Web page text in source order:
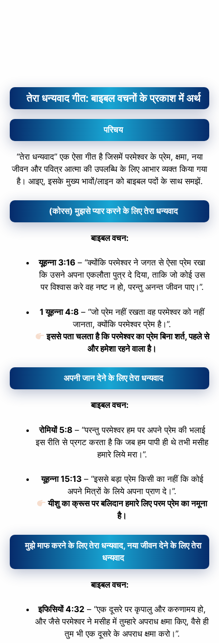
तेरा धन्यवाद गीत: बाइबल वचनों के प्रकाश में अर्थ
परिचय
“तेरा धन्यवाद” एक ऐसा गीत है जिसमें परमेश्वर के प्रेम, क्षमा, नया
जीवन और पवित्र आत्मा की उपलब्धि के लिए आभार व्यक्त किया गया
है। आइए, इसके मुख्य भावों/लाइन को बाइबल पदों के साथ समझें.
(कोरस) मुझसे प्यार करने के लिए तेरा धन्यवाद
बाइबल वचन:
यूहन्ना 3:16 – “क्योंकि परमेश्‍वर ने जगत से ऐसा प्रेम रखा
कि उसने अपना एकलौता पुत्र दे दिया, ताकि जो कोई उस
पर विश्‍वास करे वह नष्‍ट न हो, परन्तु अनन्त जीवन पाए।”.
1 यूहन्ना 4:8 – “जो प्रेम नहीं रखता वह परमेश्‍वर को नहीं
जानता, क्योंकि परमेश्‍वर प्रेम है।”.
इससे पता चलता है कि परमेश्वर का प्रेम बिना शर्त, पहले से
और हमेशा रहने वाला है।
अपनी जान देने के लिए तेरा धन्यवाद
बाइबल वचन:
रोमियों 5:8– “परन्तु परमेश्‍वर हम पर अपने प्रेम की भलाई
इस रीति से प्रगट करता है कि जब हम पापी ही थे तभी मसीह
हमारे लिये मरा।”.
यूहन्ना 15:13– “इससे बड़ा प्रेम किसी का नहीं कि कोई
अपने मित्रों के लिये अपना प्राण दे।”.
यीशु का क्रूस पर बलिदान हमारे लिए परम प्रेम का नमूना
है।
मुझे माफ करने के लिए तेरा धन्यवाद, नया जीवन देने के लिए तेरा
धन्यवाद
बाइबल वचन:
इफिसियों 4:32 – “एक दूसरे पर कृपालु और करुणामय हो,
और जैसे परमेश्‍वर ने मसीह में तुम्हारे अपराध क्षमा किए, वैसे ही
तुम भी एक दूसरे के अपराध क्षमा करो।”.